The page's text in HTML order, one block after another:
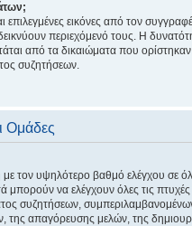
επιλεγμένες εικόνες από τον
περιεχόμενό τους. Η
από τα δικαιώματα που
συζητήσεων.
Ομάδες
με τον υψηλότερο βαθμό ελέγχου σε
μπορούν να ελέγχουν όλες τις πτυχές
συζητήσεων,
της απαγόρευσης μελών, της